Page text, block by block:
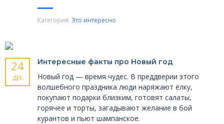
Категория: Это интересно
24
ДЕК
Интересные факты про Новый год
Новый год — время чудес. В преддверии этого
волшебного праздника люди наряжают ёлку,
покупают подарки близким, готовят салаты,
горячее и торты, загадывают желание в бой
курантов и пьют шампанское.